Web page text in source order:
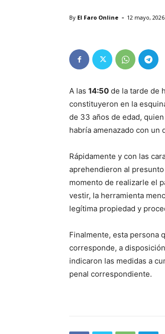
By El Faro Online - 12 mayo, 2026
A las 14:50 de la tarde de
constituyeron en la
de 33 años de edad,
habría amenazado con un
Rápidamente y con las
aprehendieron al
momento de realizarle el
vestir, la herramienta
legítima propiedad y
Finalmente, esta persona
corresponde, a
indicaron las medidas a
penal correspondiente.